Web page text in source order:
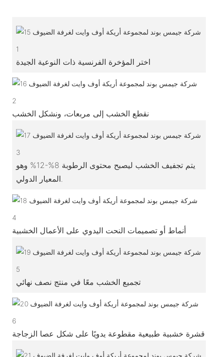
1
اختر المؤخرة الفرنسية ذات النوعية الجيدة
2
نقطع الخشب إلى مربعات، ونشكل الخشب
3
يتم تجفيف الخشب ليصبح محتوى الرطوبة 8%-12% وهو
4
أنماط أو تصميمات النحت اليدوي على الأعمال الخشبية
5
تجميع الخشب معًا في منتج نصف نهائي
6
قشرة خشبية طبيعية مقطوعة يدويًا على شكل عصا الزجاجة